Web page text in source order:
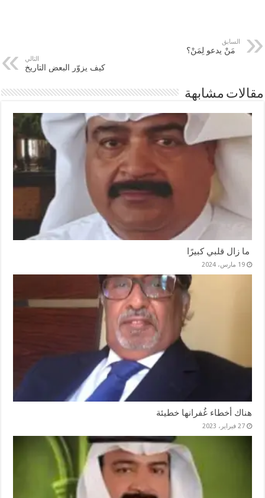
السابق
مَنْ يدعو لِمَنْ؟
التالي
كيف يزوّر البعض التاريخ
مقالات مشابهة
ما زال قلبي كبيرًا
19 مارس، 2024
هناك أخطاء غُفرانها خطيئة
27 فبراير، 2023